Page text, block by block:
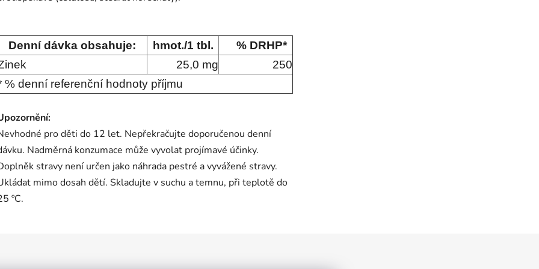
Denní dávka obsahuje: hmot./1 tbl.
% DRHP*
25,0 mg
250
% denní referenční hodnoty příjmu
pro děti do 12 let. Nepřekračujte doporučenou denní
Nadměrná konzumace může vyvolat projímavé účinky.
stravy není určen jako náhrada pestré a vyvážené stravy.
mimo dosah dětí. Skladujte v suchu a temnu, při teplotě do
ºC.